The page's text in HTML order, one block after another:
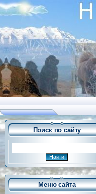
Поиск по сайту
Меню сайта